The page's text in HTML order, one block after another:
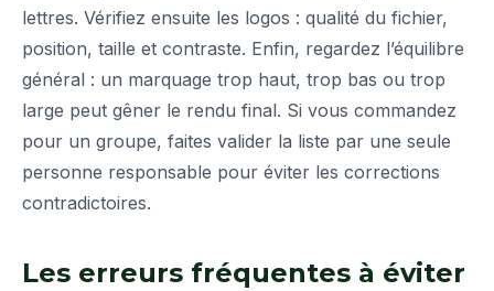
lettres. Vérifiez ensuite les logos : qualité du fichier,
position, taille et contraste. Enfin, regardez l’équilibre
général : un marquage trop haut, trop bas ou trop
large peut gêner le rendu final. Si vous commandez
pour un groupe, faites valider la liste par une seule
personne responsable pour éviter les corrections
contradictoires.
Les erreurs fréquentes à éviter